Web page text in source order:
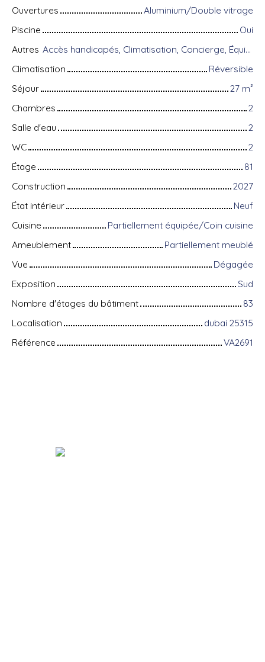
Ouvertures
Aluminium/Double vitrage
Piscine
Oui
Autres
Accès handicapés, Climatisation, Concierge, Équipements domotiques, Fibre optique, Gardien, Porte blindée, Système d'alarme, Visiophone
Climatisation
Réversible
Séjour
27 m²
Chambres
2
Salle d'eau
2
WC
2
Étage
81
Construction
2027
État intérieur
Neuf
Cuisine
Partiellement équipée/Coin cuisine
Ameublement
Partiellement meublé
Vue
Dégagée
Exposition
Sud
Nombre d'étages du bâtiment
83
Localisation
dubai 25315
Référence
VA2691